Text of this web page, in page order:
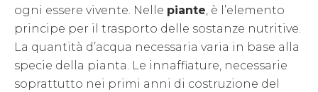
ogni essere vivente. Nelle piante, è l’elemento
principe per il trasporto delle sostanze nutritive.
La quantità d’acqua necessaria varia in base alla
specie della pianta. Le innaffiature, necessarie
soprattutto nei primi anni di costruzione del